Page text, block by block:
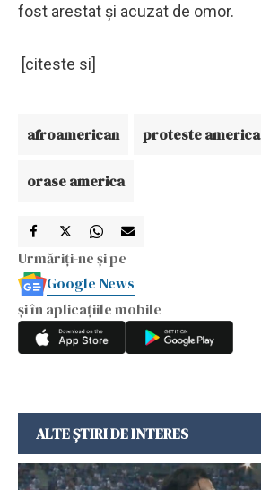
fost arestat și acuzat de omor.
[citeste si]
afroamerican proteste america
orase america
Urmăriți-ne și pe
Google News
și în aplicațiile mobile
ALTE ȘTIRI DE INTERES